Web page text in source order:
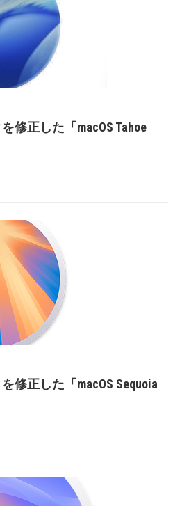
修正した「macOS Tahoe
修正した「macOS Sequoia